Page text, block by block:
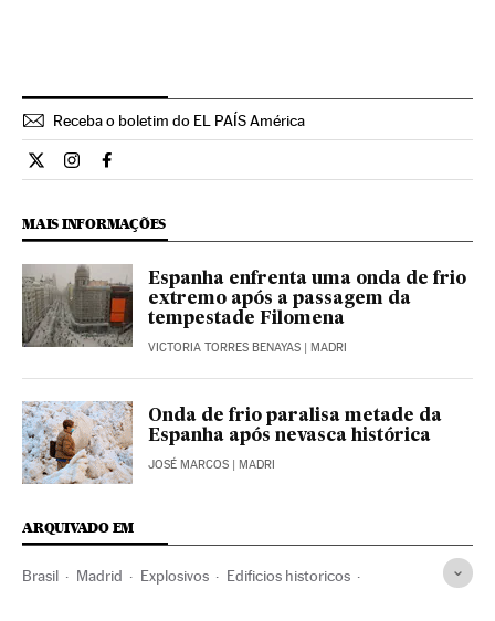
Receba o boletim do EL PAÍS América
Internacional El País Brasil en Twitter
Internacional El País Brasil en Instagram
Internacional El País Brasil en Facebook
MAIS INFORMAÇÕES
Espanha enfrenta uma onda de frio
extremo após a passagem da
tempestade Filomena
VICTORIA TORRES BENAYAS | MADRI
Onda de frio paralisa metade da
Espanha após nevasca histórica
JOSÉ MARCOS | MADRI
ARQUIVADO EM
Brasil Madrid Explosivos Edificios historicos